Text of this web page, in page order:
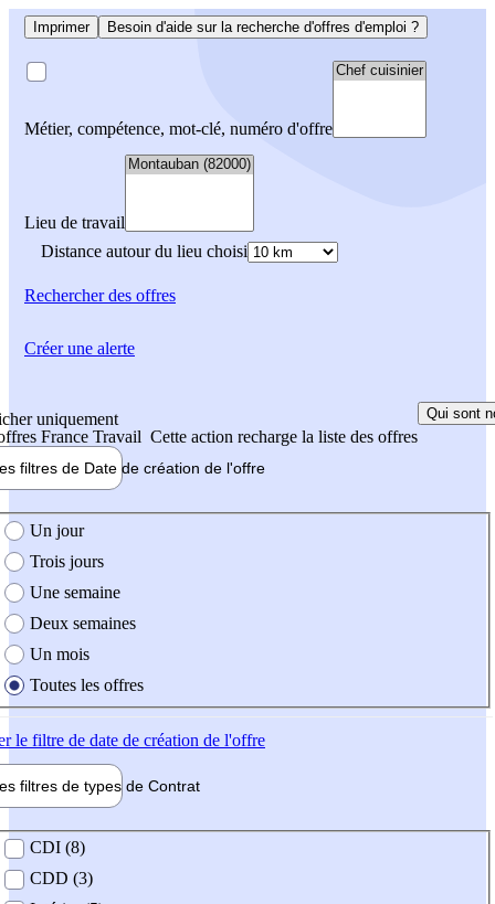
Imprimer Besoin d'aide sur la recherche d'offres d'emploi ?
Métier, compétence, mot-clé, numéro d'offre
Lieu de travail
Distance autour du lieu choisi
Rechercherdes offres
uniquement
France Travail Cette action recharge la liste des offres
Qui sont
filtres de Date de création de l'offre
création de l'offre
Un jour
Trois jours
Une semaine
Deux semaines
Un mois
Toutes les offres
le filtre de date de création de l'offre
filtres de types de Contrat
contrat
CDI (8)
CDD (3)
Créer une alerte